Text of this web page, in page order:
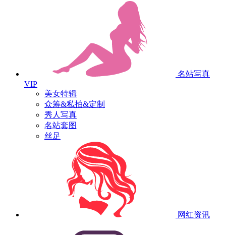
名站写真
VIP
美女特辑
众筹&私拍&定制
秀人写真
名站套图
丝足
网红资讯